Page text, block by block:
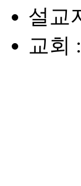
설교
교회